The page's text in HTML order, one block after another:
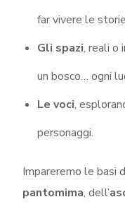
far vivere le
Gli spazi, reali o
un bosco… ogni
Le voci,
personaggi.
Impareremo le basi
pantomima, dell’